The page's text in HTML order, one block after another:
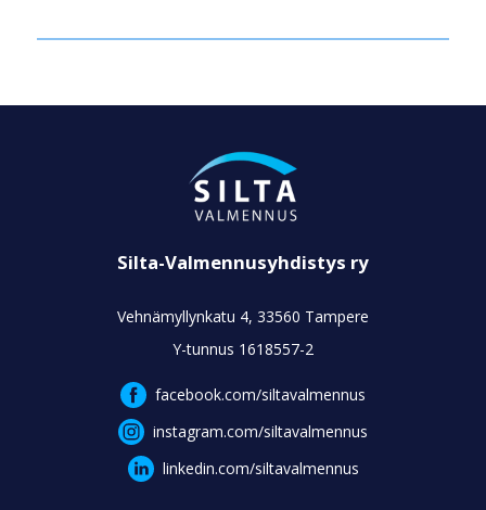
Silta-Valmennusyhdistys ry
Vehnämyllynkatu 4, 33560 Tampere
Y-tunnus 1618557-2
facebook.com/siltavalmennus
instagram.com/siltavalmennus
linkedin.com/siltavalmennus